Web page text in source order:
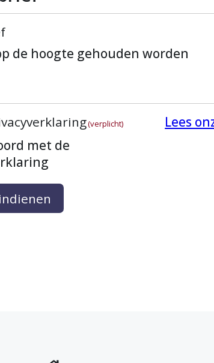
de hoogte gehouden worden
(verplicht)
met de
Lees